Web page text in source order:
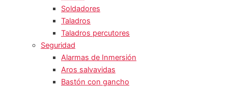
Soldadores
Taladros
Taladros percutores
Seguridad
Alarmas de Inmersión
Aros salvavidas
Bastón con gancho